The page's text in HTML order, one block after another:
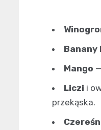
Banany
Mango
Liczi i
przekąska.